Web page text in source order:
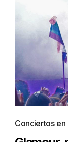
Conciertos en